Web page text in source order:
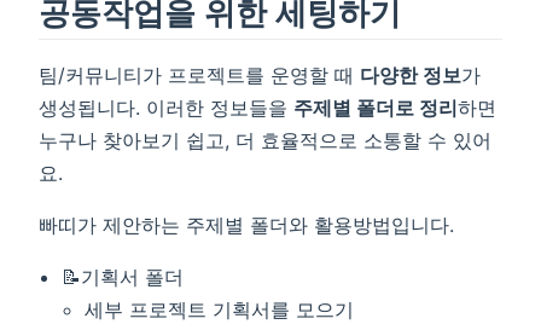
공동작업을 위한 세팅하기
팀/커뮤니티가 프로젝트를 운영할 때 다양한 정보가
생성됩니다. 이러한 정보들을 주제별 폴더로 정리하면
누구나 찾아보기 쉽고, 더 효율적으로 소통할 수 있어
요.
빠띠가 제안하는 주제별 폴더와 활용방법입니다.
📝기획서 폴더
세부 프로젝트 기획서를 모으기